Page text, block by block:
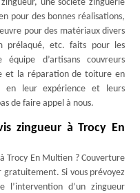
une société zinguerie
pour des bonnes réalisations,
pour des matériaux divers
prélaqué, etc. faits pour les
d’artisans couvreurs
et la réparation de toiture en
en leur expérience et leurs
de faire appel à nous.
zingueur à Trocy En
Trocy En Multien ? Couverture
Si vous prévoyez
l’intervention d’un zingueur